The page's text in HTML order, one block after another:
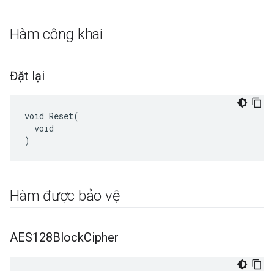
Hàm công khai
Đặt lại
void Reset(
  void
)
Hàm được bảo vệ
AES128BlockCipher